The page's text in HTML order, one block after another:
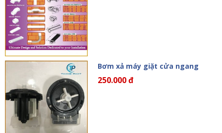
Bơm xả máy giặt cửa ngang
250.000 đ